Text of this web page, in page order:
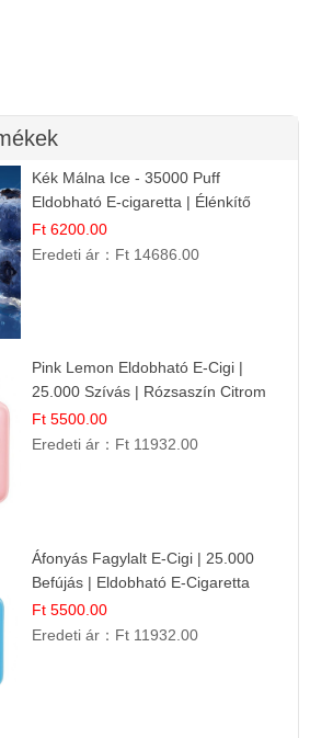
Kék Málna Ice - 35000 Puff
Eldobható E-cigaretta | Élénkítő
Gyümölcsös Frissesség!
Ft 6200.00
Eredeti ár： Ft 14686.00
Pink Lemon Eldobható E-Cigi |
25.000 Szívás | Rózsaszín Citrom
Íz
Ft 5500.00
Eredeti ár： Ft 11932.00
Áfonyás Fagylalt E-Cigi | 25.000
Befújás | Eldobható E-Cigaretta
Ft 5500.00
Eredeti ár： Ft 11932.00